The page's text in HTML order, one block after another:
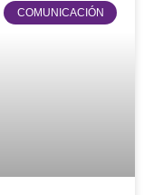
COMUNICACIÓN